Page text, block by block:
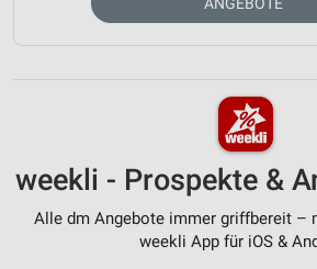
weekli - Prospekte &
Alle dm Angebote immer griffbereit –
weekli App für iOS &